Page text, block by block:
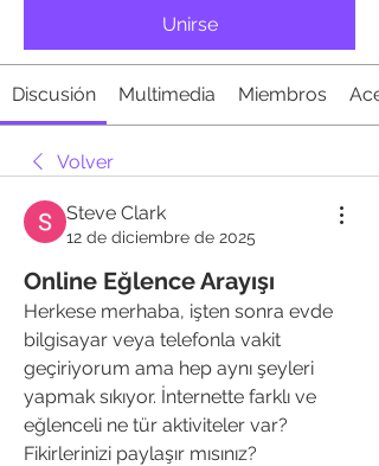
Unirse
Discusión Multimedia Miembros
Volver
Steve Clark
12 de diciembre de 2025
Online Eğlence Arayışı
Herkese merhaba, işten sonra evde
bilgisayar veya telefonla vakit
geçiriyorum ama hep aynı şeyleri
yapmak sıkıyor. İnternette farklı ve
eğlenceli ne tür aktiviteler var?
Fikirlerinizi paylaşır mısınız?